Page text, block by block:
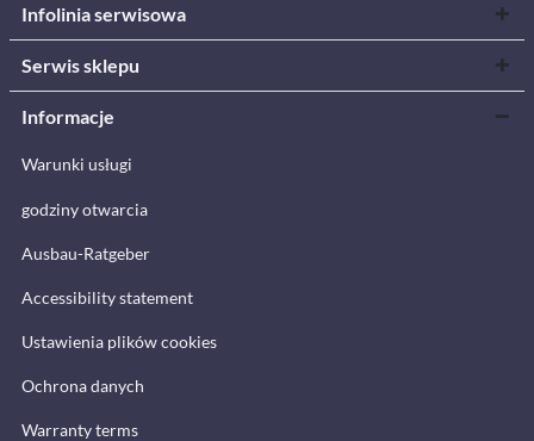
Infolinia serwisowa
Serwis sklepu
Informacje
Warunki usługi
godziny otwarcia
Ausbau-Ratgeber
Accessibility statement
Ustawienia plików cookies
Ochrona danych
Warranty terms